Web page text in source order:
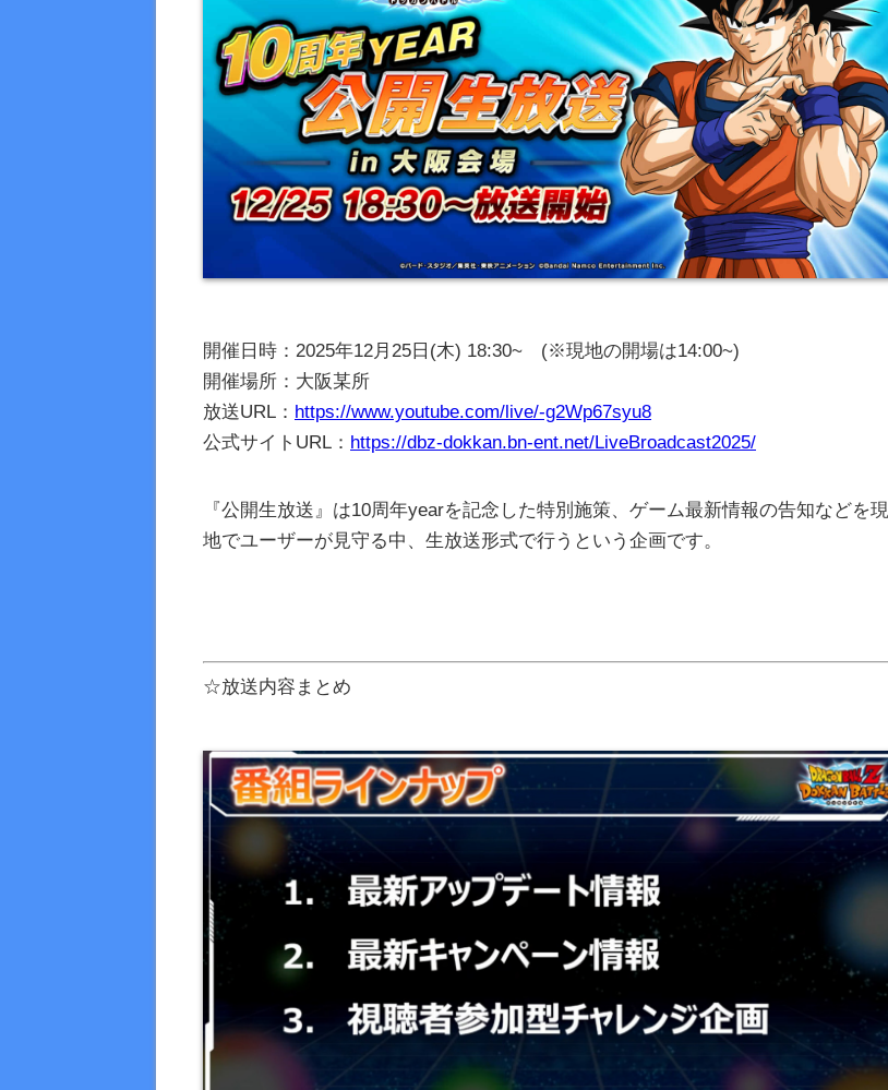
開催日時：2025年12月25日(木) 18:30~ (※現地の開場は14:00~)
開催場所：大阪某所
放送URL： https://www.youtube.com/live/-g2Wp67syu8
公式サイトURL： https://dbz-dokkan.bn-ent.net/LiveBroadcast2025/
『公開生放送』は10周年yearを記念した特別施策、ゲーム最新情報の告知などを現
地でユーザーが見守る中、生放送形式で行うという企画です。
☆放送内容まとめ